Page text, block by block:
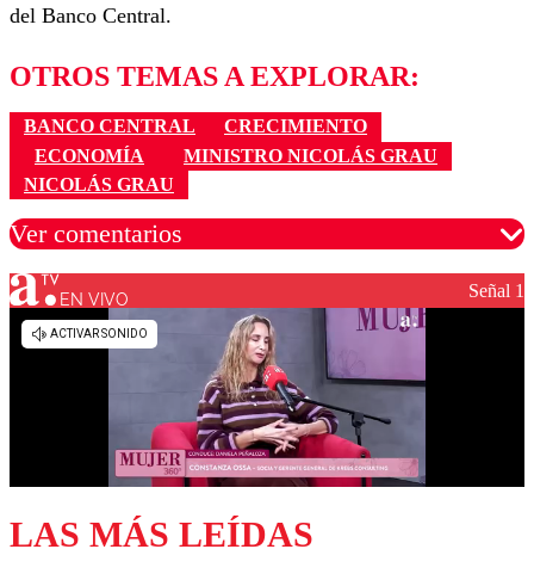
del Banco Central.
OTROS TEMAS A EXPLORAR:
BANCO CENTRAL
CRECIMIENTO
ECONOMÍA
MINISTRO NICOLÁS GRAU
NICOLÁS GRAU
Ver comentarios
Los comentarios son moderados para garantizar un
diálogo respetuoso.
EN VIVO Señal 1
LAS MÁS LEÍDAS